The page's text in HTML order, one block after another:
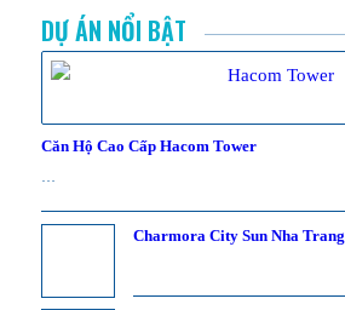
DỰ ÁN NỔI BẬT
Căn Hộ Cao Cấp Hacom Tower
…
Charmora City Sun Nha Trang